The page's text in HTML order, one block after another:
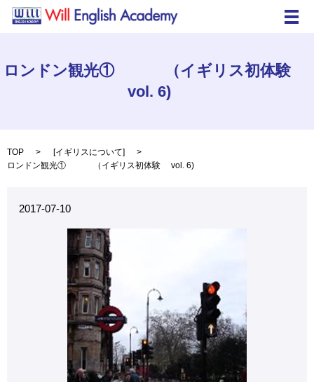
メ
ロンドン観光① （イギリス初体験
vol. 6)
TOP [イギリスについて]
ロンドン観光① （イギリス初体験 vol. 6)
2017-07-10